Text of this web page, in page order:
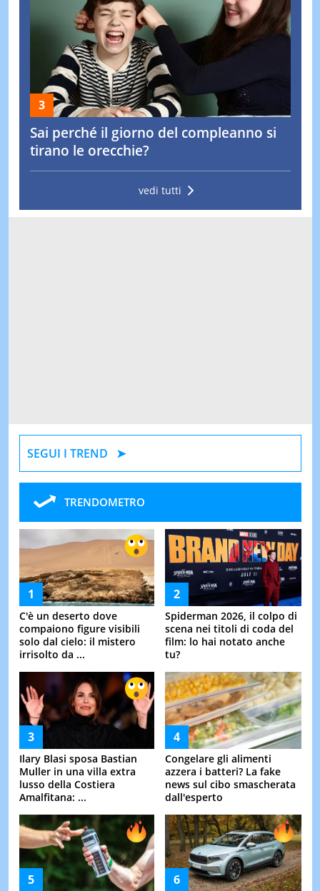
Sai perché il giorno del compleanno si
tirano le orecchie?
vedi tutti
SEGUI I TREND
TRENDOMETRO
C'è un deserto dove
compaiono figure visibili
solo dal cielo: il mistero
irrisolto da ...
Spiderman 2026, il colpo di
scena nei titoli di coda del
film: lo hai notato anche
tu?
Ilary Blasi sposa Bastian
Muller in una villa extra
lusso della Costiera
Amalfitana: ...
Congelare gli alimenti
azzera i batteri? La fake
news sul cibo smascherata
dall'esperto